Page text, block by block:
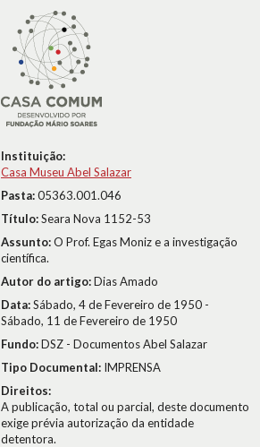
Instituição:
Casa Museu Abel Salazar
Pasta:05363.001.046
Título:Seara Nova 1152-53
Assunto:O Prof. Egas Moniz e a investigação
científica.
Autor do artigo:Dias Amado
Data:Sábado, 4 de Fevereiro de 1950 -
Sábado, 11 de Fevereiro de 1950
Fundo:DSZ - Documentos Abel Salazar
Tipo Documental: IMPRENSA
Direitos:
A publicação, total ou parcial, deste documento
exige prévia autorização da entidade
detentora.